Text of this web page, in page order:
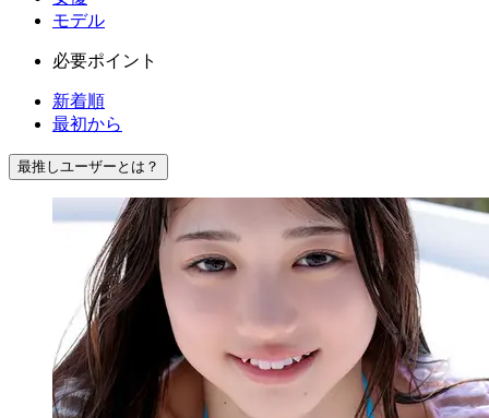
モデル
必要ポイント
新着順
最初から
最推しユーザーとは？